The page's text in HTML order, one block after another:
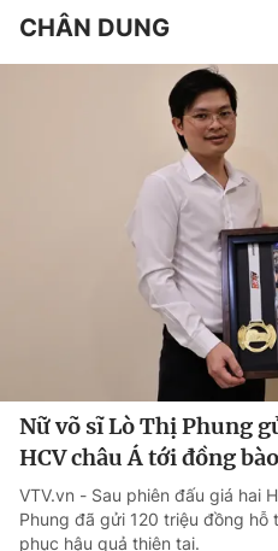
CHÂN DUNG
Nữ võ sĩ Lò Thị Phung
HCV châu Á tới đồng
VTV.vn - Sau phiên đấu giá hai
Phung đã gửi 120 triệu đồng hỗ
phục hậu quả thiên tai.